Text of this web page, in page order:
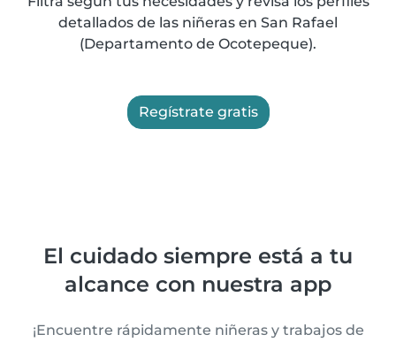
detallados de las niñeras en San Rafael
(Departamento de Ocotepeque).
Regístrate gratis
El cuidado siempre está a tu
alcance con nuestra app
¡Encuentre rápidamente niñeras y trabajos de